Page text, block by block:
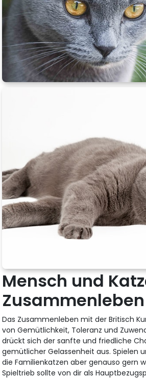
Mensch und
Zusammenleben
Das Zusammenleben mit der Britisch
von Gemütlichkeit, Toleranz und
drückt sich der sanfte und friedliche
gemütlicher Gelassenheit aus. Spielen
die Familienkatzen aber genauso gern
Spieltrieb sollte von dir als